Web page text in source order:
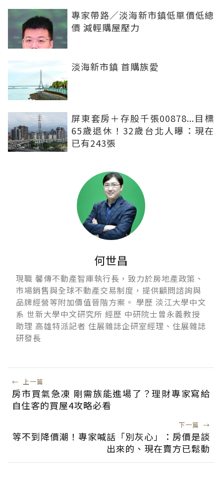
專家帶路／淡海新市鎮低單價低總
價 減輕購屋壓力
淡海新市鎮 首購族愛
屏東套房＋存股千張00878...目標
65歲退休！32歲台北人曝：現在
已有243張
何世昌
現職 馨傳不動產智庫執行長，致力於房地產政策、
市場銷售與全球不動產交易制度，提供顧問諮詢與
品牌經營等附加價值晉階方案。 學歷 淡江大學中文
系 世新大學中文研究所 經歷 中研院士曾永義教授
助理 高雄特派記者 住展雜誌企研室經理、住展雜誌
研發長
← 上一篇
房市買氣急凍 剛需族能進場了？理財專家寫給
自住客的買屋4攻略必看
下一篇 →
等不到降價潮！專家喊話「別灰心」：房價是談
出來的、現在賣方已鬆動